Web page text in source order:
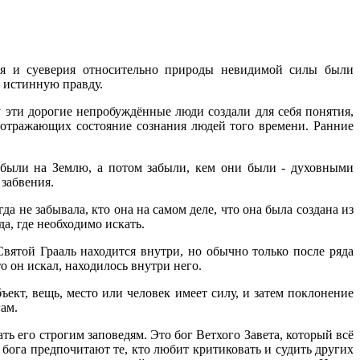
суеверия относительно природы невидимой силы были
правду.
дорогие непробуждённые люди создали для себя понятия,
состояние сознания людей того времени. Ранние
на Землю, а потом забыли, кем они были - духовными
не забывала, кто она на самом деле, что она была создана из
где необходимо искать.
Грааль находится внутри, но обычно только после ряда
он искал, находилось внутри него.
вещь, место или человек имеет силу, и затем поклонение
его строгим заповедям. Это бог Ветхого Завета, который всё
предпочитают те, кто любит критиковать и судить других